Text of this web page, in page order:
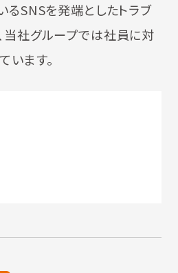
るSNSを発端としたトラブ
当社グループでは社員に対
います。